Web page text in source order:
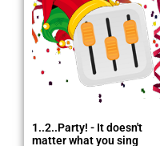
1..2..Party! - It doesn't
matter what you sing